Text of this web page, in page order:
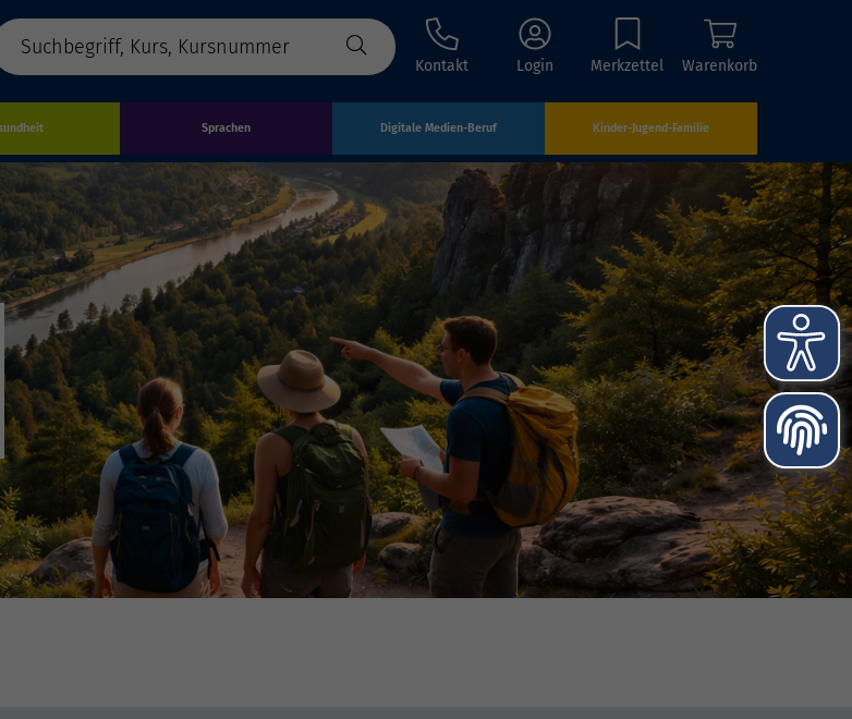
Kontakt Login Merkzettel Warenkorb
Sprachen Digitale Medien-Beruf Kinder-Jugend-Familie